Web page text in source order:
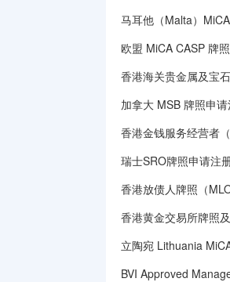
马耳他（Malta）
欧盟 MiCA CASP 牌
香港海关贵金属及宝
加拿大 MSB 牌照申
香港金钱服务经营者
瑞士SRO牌照申请注
香港放债人牌照（
香港黄金交易所牌照
立陶宛 Lithuania
BVI Approved